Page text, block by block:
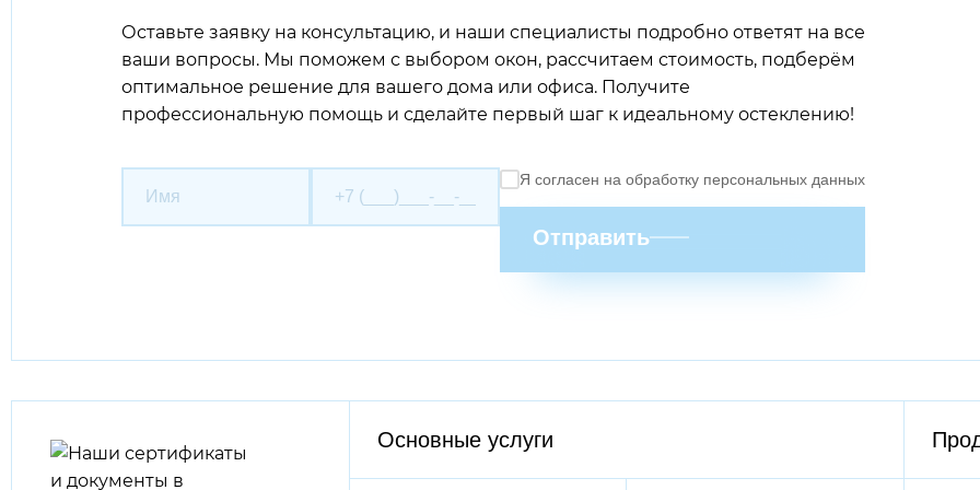
Оставьте заявку на консультацию, и наши специалисты подробно ответят на все
ваши вопросы. Мы поможем с выбором окон, рассчитаем стоимость, подберём
оптимальное решение для вашего дома или офиса. Получите
профессиональную помощь и сделайте первый шаг к идеальному остеклению!
Я согласен на обработку персональных данных
Отправить
Основные услуги